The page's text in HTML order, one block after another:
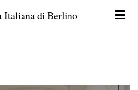
Italiana di Berlino